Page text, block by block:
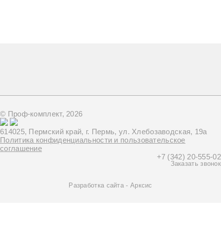
© Проф-комплект, 2026
614025, Пермский край, г. Пермь, ул. Хлебозаводская, 19а
Политика конфиденциальности и пользовательское
соглашение
+7 (342) 20-555-02
Заказать звонок
Разработка сайта - Арксис